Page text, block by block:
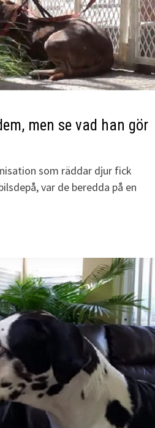
men se vad han gör
som räddar djur fick
var de beredda på en